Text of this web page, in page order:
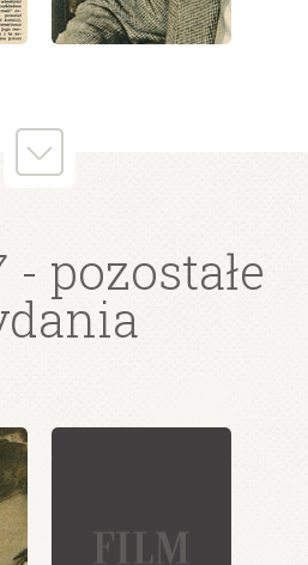
wydanie: 20/1957
wydanie: 20/1957
- pozostałe